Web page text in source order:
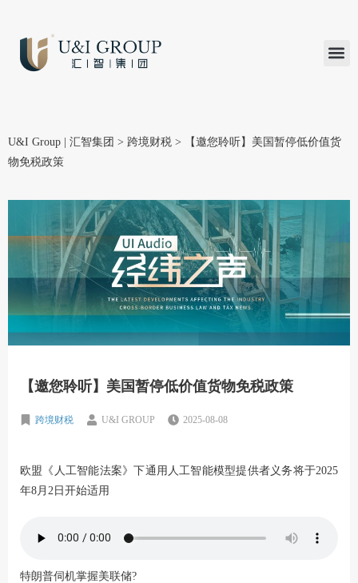
U&I Group | 汇智集团 > 跨境财税 >
【邀您聆听】美国暂停低价值货
物免税政策
【邀您聆听】美国暂停低价值货物免税政策
跨境财税 U&I GROUP 2025-08-08
欧盟《人工智能法案》下通用人工智能模型提供者义务将于2025
年8月2日开始适用
特朗普伺机掌握美联储?